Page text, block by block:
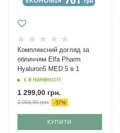
Комплексний догляд за
обличчям Elfa Pharm
Hyaluron5 MED 5 в 1
є в наявності
1 299,00 грн.
2 059,90грн. -37%
КУПИТИ